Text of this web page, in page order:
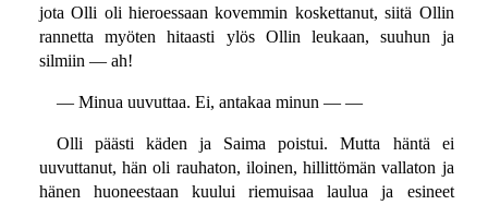
jota Olli oli hieroessaan kovemmin koskettanut, siitä Ollin
rannetta myöten hitaasti ylös Ollin leukaan, suuhun ja
silmiin — ah!
— Minua uuvuttaa. Ei, antakaa minun — —
Olli päästi käden ja Saima poistui. Mutta häntä ei
uuvuttanut, hän oli rauhaton, iloinen, hillittömän vallaton ja
hänen huoneestaan kuului riemuisaa laulua ja esineet